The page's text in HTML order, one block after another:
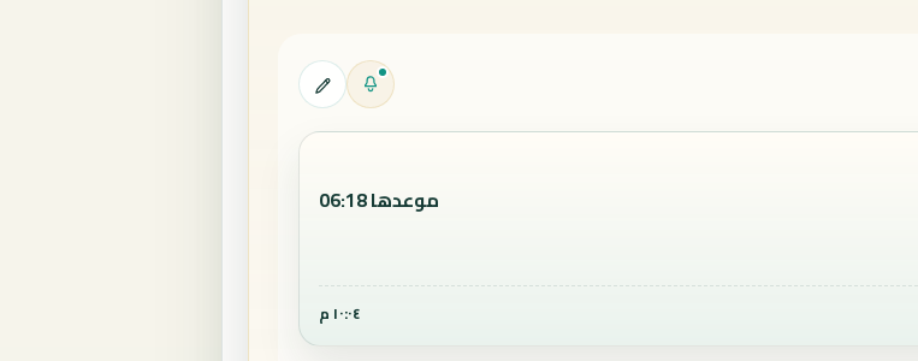
موعدها 06:18
١٠:٠٤ م